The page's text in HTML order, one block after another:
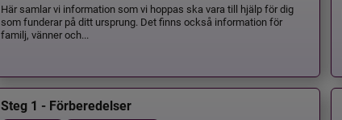
Här samlar vi information som vi hoppas ska vara till hjälp för dig
som funderar på ditt ursprung. Det finns också information för
familj, vänner och...
Steg 1 - Förberedelser